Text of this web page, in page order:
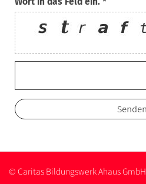
© Caritas Bildungswerk Ahaus GmbH